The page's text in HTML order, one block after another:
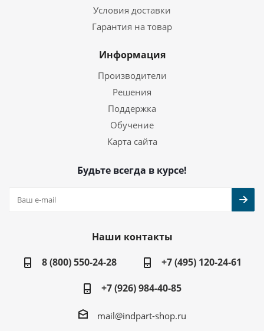
Условия доставки
Гарантия на товар
Информация
Производители
Решения
Поддержка
Обучение
Карта сайта
Будьте всегда в курсе!
Наши контакты
8 (800) 550-24-28
+7 (495) 120-24-61
+7 (926) 984-40-85
mail@indpart-shop.ru